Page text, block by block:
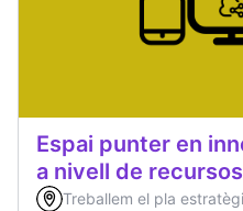
Espai punter en
a nivell de
Treballem el pla